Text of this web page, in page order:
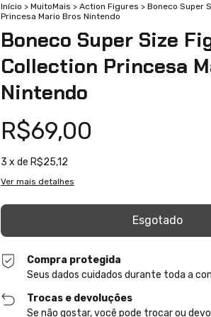
Início > MuitoMais > Action Figures > Boneco Super
Princesa Mario Bros Nintendo
Boneco Super Size
Collection Princesa
Nintendo
R$69,00
3 x de R$25,12
Ver mais detalhes
Compra protegida
Seus dados cuidados durante toda a
Trocas e devoluções
Se não gostar, você pode trocar ou